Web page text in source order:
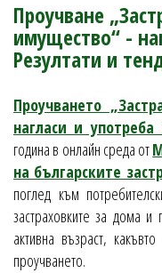
Проучване
имущество“ -
Резултати и
Проучването
нагласи и употреба
година в онлайн среда от
на българските
поглед към
застраховките за дома и
активна възраст,
проучването.